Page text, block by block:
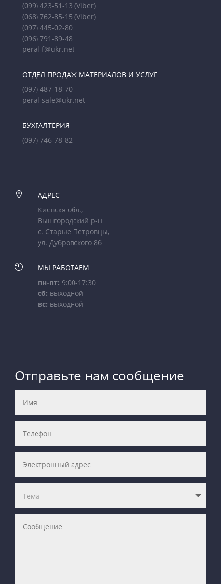
(099) 423-51-13 (Viber)
(068) 762-85-15 (Viber)
(097) 445-02-80
(096) 791-89-48
peral-f@ukr.net
ОТДЕЛ ПРОДАЖ МАТЕРИАЛОВ И УСЛУГ
(097) 487-18-70
peral-sale@ukr.net
БУХГАЛТЕРИЯ
(097) 746-78-82

АДРЕС
Киевскя обл.,
Вышгородский р-н
с. Старые Петровцы,
ул. Дубровского 8б

МЫ РАБОТАЕМ
пн-пт: 9:00-17:30
сб: выходной
вс: выходной
Отправьте нам сообщение